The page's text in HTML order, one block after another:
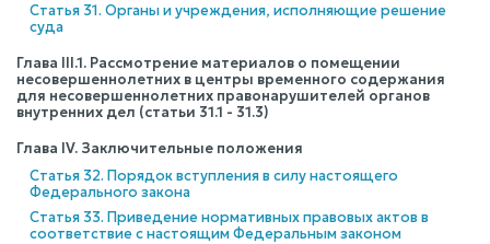
Статья 31. Органы и учреждения, исполняющие решение
суда
Глава III.1. Рассмотрение материалов о помещении
несовершеннолетних в центры временного содержания
для несовершеннолетних правонарушителей органов
внутренних дел (статьи 31.1 - 31.3)
Глава IV. Заключительные положения
Статья 32. Порядок вступления в силу настоящего
Федерального закона
Статья 33. Приведение нормативных правовых актов в
соответствие с настоящим Федеральным законом